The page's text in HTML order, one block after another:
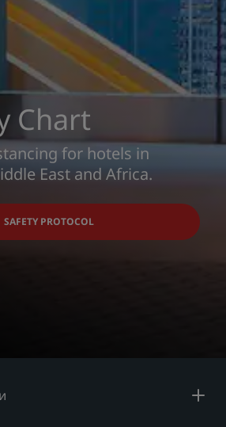
Chart
for hotels in
East and Africa.
SAFETY PROTOCOL